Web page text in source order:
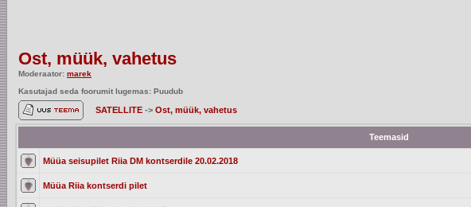
Ost, müük, vahetus
Moderaator: marek
Kasutajad seda foorumit lugemas: Puudub
SATELLITE -> Ost, müük, vahetus
Teemasid
Müüa seisupilet Riia DM kontserdile 20.02.2018
Müüa Riia kontserdi pilet